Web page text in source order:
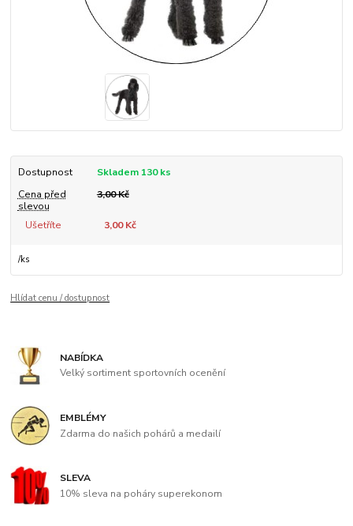
Dostupnost
Skladem 130 ks
Cena před
slevou
3,00 Kč
Ušetříte 3,00 Kč
/ks
Hlídat cenu / dostupnost
NABÍDKA
Velký sortiment sportovních ocenění
EMBLÉMY
Zdarma do našich pohárů a medailí
SLEVA
10% sleva na poháry superekonom